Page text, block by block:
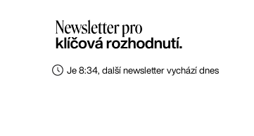
Je 8:34, další newsletter vychází dnes